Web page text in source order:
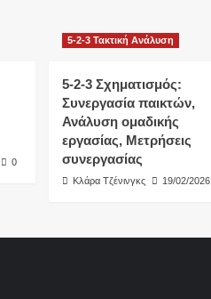
0
5-2-3 Τακτική Ανάλυση
5-2-3 Σχηματισμός:
Συνεργασία παικτών,
Ανάλυση ομαδικής
εργασίας, Μετρήσεις
συνεργασίας
Κλάρα Τζένινγκς 19/02/2026